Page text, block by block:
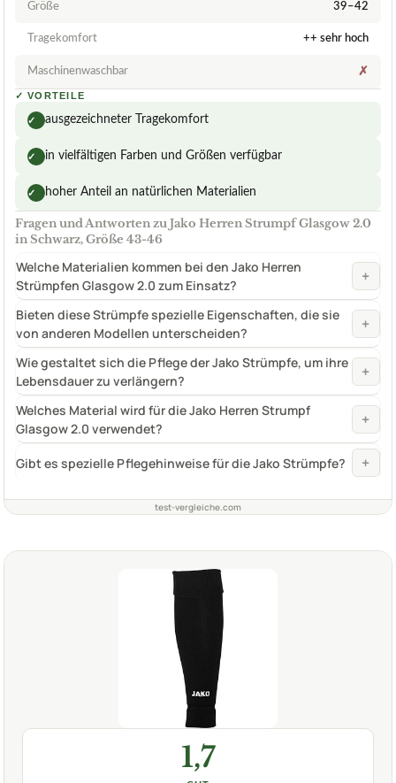
Größe 39–42
Tragekomfort ++ sehr hoch
Maschinenwaschbar ✗
✓ VORTEILE
✓ ausgezeichneter Tragekomfort
✓ in vielfältigen Farben und Größen verfügbar
✓ hoher Anteil an natürlichen Materialien
Fragen und Antworten zu Jako Herren Strumpf Glasgow 2.0
in Schwarz, Größe 43-46
Welche Materialien kommen bei den Jako Herren
Strümpfen Glasgow 2.0 zum Einsatz?
+
Bieten diese Strümpfe spezielle Eigenschaften, die sie
von anderen Modellen unterscheiden?
+
Wie gestaltet sich die Pflege der Jako Strümpfe, um ihre
Lebensdauer zu verlängern?
+
Welches Material wird für die Jako Herren Strumpf
Glasgow 2.0 verwendet?
+
Gibt es spezielle Pflegehinweise für die Jako Strümpfe? +
test-vergleiche.com
1,7